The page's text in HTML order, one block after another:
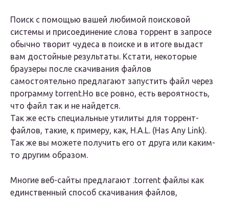
Поиск с помощью вашей любимой поисковой
системы и присоединение слова торрент в запросе
обычно творит чудеса в поиске и в итоге выдаст
вам достойные результаты. Кстати, некоторые
браузеры после скачивания файлов
самостоятельно предлагают запустить файл через
программу torrent.Но все ровно, есть вероятность,
что файл так и не найдется.
Так же есть специальные утилиты для торрент-
файлов, такие, к примеру, как, H.A.L. (Has Any Link).
Так же вы можете получить его от друга или каким-
то другим образом.
Многие веб-сайты предлагают .torrent файлы как
единственный способ скачивания файлов,